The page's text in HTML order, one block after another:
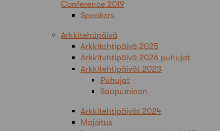
Conference 2019
Speakers
Arkkitehtipäivä
Arkkitehtipäivä 2025
Arkkitehtipäivä 2026 puhujat
Arkkitehtipäivät 2023
Puhujat
Saapuminen
Arkkitehtipäivät 2024
Majoitus